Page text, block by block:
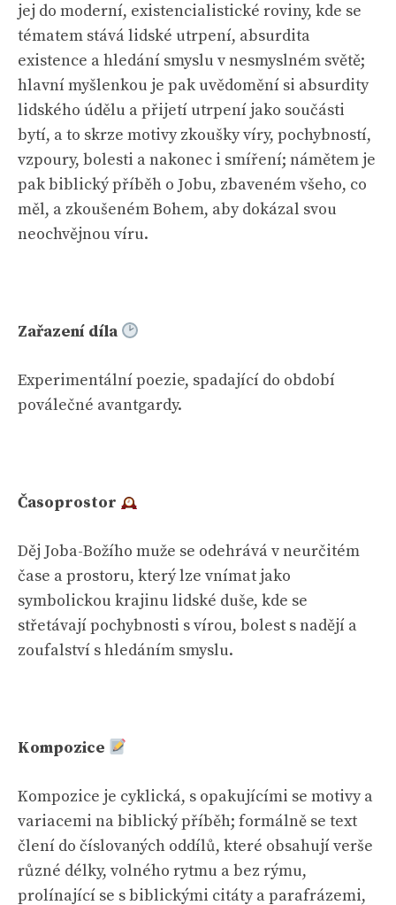
jej do moderní, existencialistické roviny, kde se
tématem stává lidské utrpení, absurdita
existence a hledání smyslu v nesmyslném světě;
hlavní myšlenkou je pak uvědomění si absurdity
lidského údělu a přijetí utrpení jako součásti
bytí, a to skrze motivy zkoušky víry, pochybností,
vzpoury, bolesti a nakonec i smíření; námětem je
pak biblický příběh o Jobu, zbaveném všeho, co
měl, a zkoušeném Bohem, aby dokázal svou
neochvějnou víru.
Zařazení díla
Experimentální poezie, spadající do období
poválečné avantgardy.
Časoprostor
Děj Joba-Božího muže se odehrává v neurčitém
čase a prostoru, který lze vnímat jako
symbolickou krajinu lidské duše, kde se
střetávají pochybnosti s vírou, bolest s nadějí a
zoufalství s hledáním smyslu.
Kompozice
Kompozice je cyklická, s opakujícími se motivy a
variacemi na biblický příběh; formálně se text
člení do číslovaných oddílů, které obsahují verše
různé délky, volného rytmu a bez rýmu,
prolínající se s biblickými citáty a parafrázemi,